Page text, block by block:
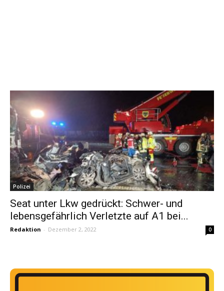
Polizei
Seat unter Lkw gedrückt: Schwer- und
lebensgefährlich Verletzte auf A1 bei...
Redaktion - Dezember 2, 2022 0